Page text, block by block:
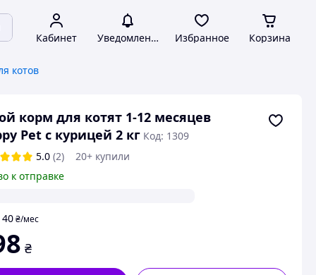
Кабинет Уведомления Избранное Корзина
котов
корм для котят 1-12 месяцев
Pet с курицей 2 кг Код: 1309
5.0 (2)
20+ купили
к отправке
40 ₴/мес
₴